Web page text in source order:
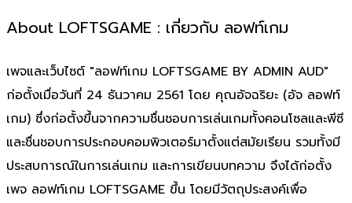
About LOFTSGAME : เกี่ยวกับ ลอฟท์เกม
เพจและเว็บไซต์ "ลอฟท์เกม LOFTSGAME BY ADMIN AUD"
ก่อตั้งเมื่อวันที่ 24 ธันวาคม 2561 โดย คุณอัจฉริยะ (อัจ ลอฟท์
เกม) ซึ่งก่อตั้งขึ้นจากความชื่นชอบการเล่นเกมทั้งคอนโซลและพีซี
และชื่นชอบการประกอบคอมพิวเตอร์มาตั้งแต่สมัยเรียน รวมทั้งมี
ประสบการณ์ในการเล่นเกม และการเขียนบทความ จึงได้ก่อตั้ง
เพจ ลอฟท์เกม LOFTSGAME ขึ้น โดยมีวัตถุประสงค์เพื่อ